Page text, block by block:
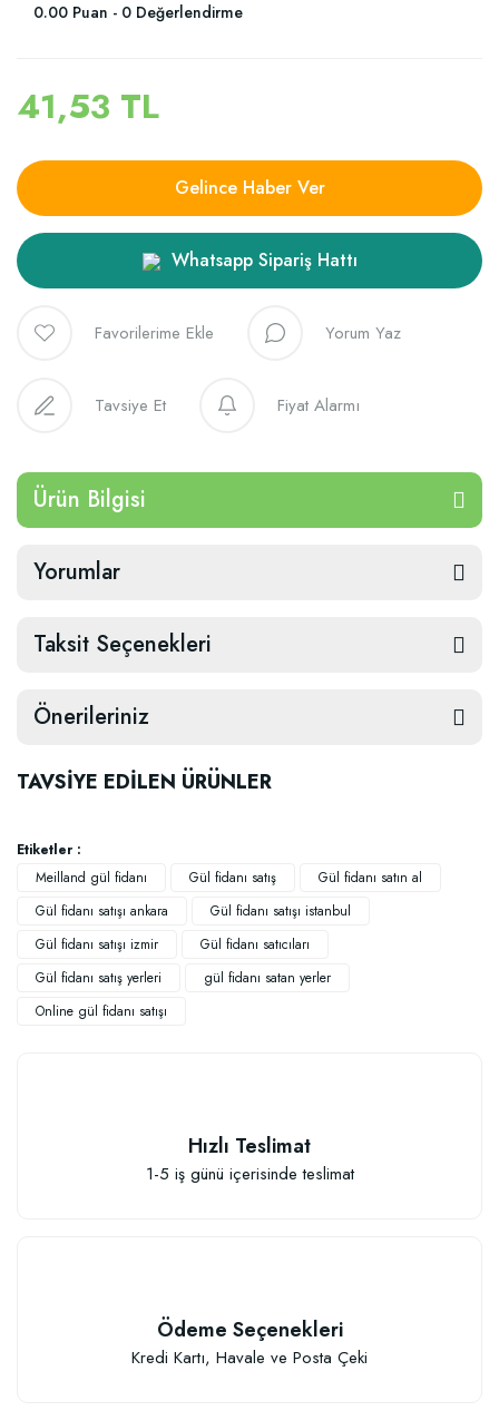
0.00 Puan - 0 Değerlendirme
41,53 TL
Gelince Haber Ver
Whatsapp Sipariş Hattı
Yorum Yaz
Tavsiye Et Fiyat Alarmı
Ürün Bilgisi
Yorumlar
Taksit Seçenekleri
Önerileriniz
TAVSİYE EDİLEN ÜRÜNLER
Elastik Meyve Fidanı Bağlama İpi (10 Fidan İçin )
Sepete Ekle
Etiketler :
Meilland gül fidanı
Gül fidanı satış
Gül fidanı satın al
Gül fidanı satışı ankara
Gül fidanı satışı istanbul
Gül fidanı satışı izmir
Gül fidanı satıcıları
Gül fidanı satış yerleri
gül fidanı satan yerler
Online gül fidanı satışı
Hızlı Teslimat
1-5 iş günü içerisinde teslimat
Ödeme Seçenekleri
Kredi Kartı, Havale ve Posta Çeki